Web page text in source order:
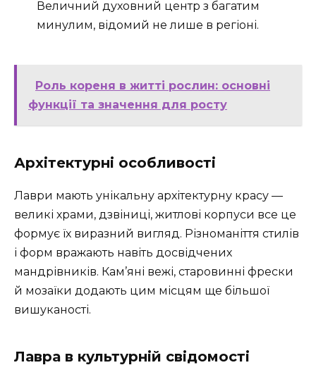
Величний духовний центр з багатим
минулим, відомий не лише в регіоні.
Роль кореня в житті рослин: основні
функції та значення для росту
Архітектурні особливості
Лаври мають унікальну архітектурну красу —
великі храми, дзвіниці, житлові корпуси все це
формує їх виразний вигляд. Різноманіття стилів
і форм вражають навіть досвідчених
мандрівників. Кам’яні вежі, старовинні фрески
й мозаїки додають цим місцям ще більшої
вишуканості.
Лавра в культурній свідомості